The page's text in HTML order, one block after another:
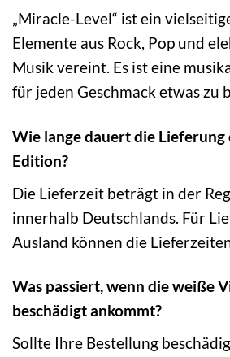
„Miracle-Level“ ist ein
Elemente aus Rock, Pop und
Musik vereint. Es ist eine
für jeden Geschmack etwas zu
Wie lange dauert die
Edition?
Die Lieferzeit beträgt in der
innerhalb Deutschlands. Für
Ausland können die
Was passiert, wenn die weiße
beschädigt ankommt?
Sollte Ihre Bestellung